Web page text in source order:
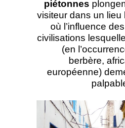
piétonnes
visiteur dans un lieu
où l’influence
civilisations
(en
berbère,
européenne)